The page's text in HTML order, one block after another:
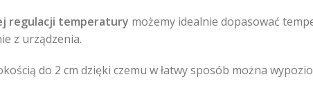
regulacji temperatury możemy idealnie dopasować
z urządzenia.
do 2 cm dzięki czemu w łatwy sposób można